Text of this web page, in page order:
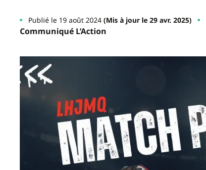
Publié le 19 août 2024(Mis à jour le 29 avr. 2025)
Communiqué L’Action